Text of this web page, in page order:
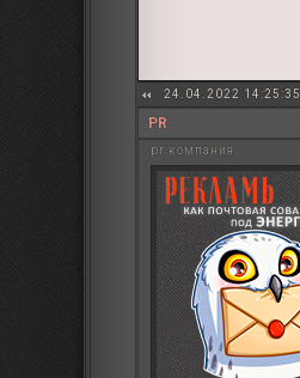
24.04.2022 14:25:35
PR
pr компания